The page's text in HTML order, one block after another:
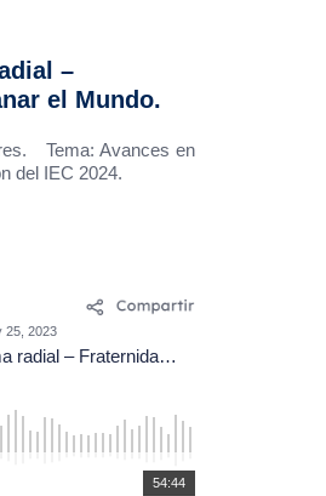
–
el Mundo.
Tema: Avances en
del IEC 2024.
25, 2023
Séptimo programa radial – Fraternidad para Sanar el Mundo.
54:44